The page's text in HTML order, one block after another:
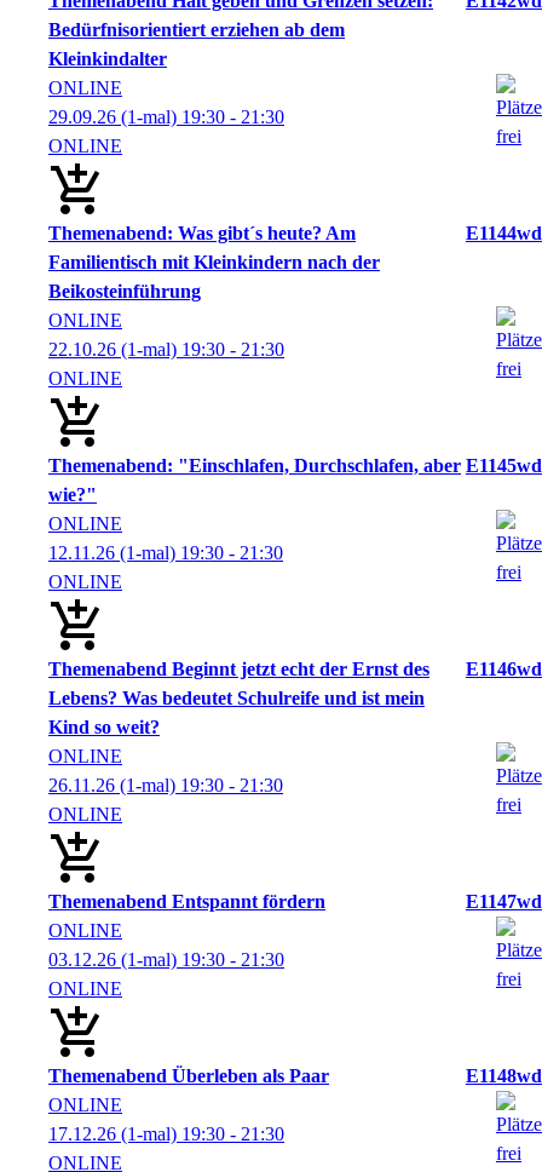
Bedürfnisorientiert erziehen ab dem
Kleinkindalter
ONLINE
29.09.26 (1-mal) 19:30 - 21:30
ONLINE
Themenabend: Was gibt´s heute? Am
Familientisch mit Kleinkindern nach der
Beikosteinführung
E1144wd
ONLINE
22.10.26 (1-mal) 19:30 - 21:30
ONLINE
Themenabend: "Einschlafen, Durchschlafen, aber
wie?"
E1145wd
ONLINE
12.11.26 (1-mal) 19:30 - 21:30
ONLINE
Themenabend Beginnt jetzt echt der Ernst des
Lebens? Was bedeutet Schulreife und ist mein
Kind so weit?
E1146wd
ONLINE
26.11.26 (1-mal) 19:30 - 21:30
ONLINE
Themenabend Entspannt fördern
E1147wd
ONLINE
03.12.26 (1-mal) 19:30 - 21:30
ONLINE
Themenabend Überleben als Paar
E1148wd
ONLINE
17.12.26 (1-mal) 19:30 - 21:30
ONLINE